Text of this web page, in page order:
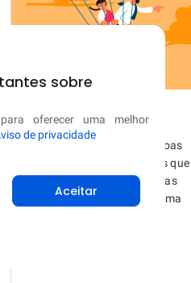
Possibilitar
Possibilitamos que as pessoas
façam escolhas inteligentes
ajudem a crescer e viver vidas
melhores. Isso resulta em uma
sobre
oferecer uma melhor
de privacidade
Aceitar